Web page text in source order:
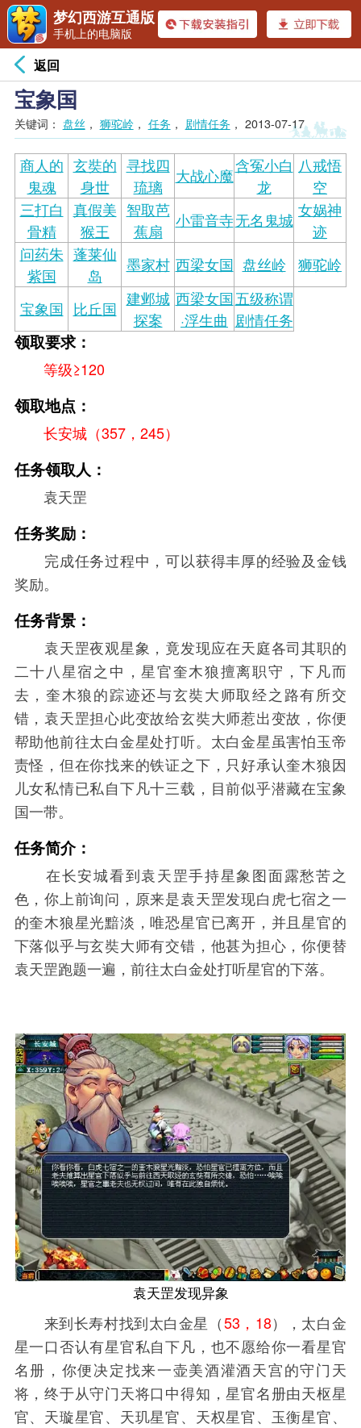
返回
宝象国
关键词： 盘丝 ， 狮驼岭， 任务 ， 剧情任务 ， 2013-07-17
商人的
鬼魂
玄奘的
身世
寻找四
琉璃
大战心魔含冤小白
龙
八戒悟
空
三打白
骨精
真假美
猴王
智取芭
蕉扇
小雷音寺无名鬼城 女娲神
迹
问药朱
紫国
蓬莱仙
岛
墨家村 西梁女国 盘丝岭 狮驼岭
宝象国 比丘国 建邺城
探案
西梁女国
·浮生曲
五级称谓
剧情任务
领取要求：
等级≥120
领取地点：
长安城（357，245）
任务领取人：
袁天罡
任务奖励：
完成任务过程中，可以获得丰厚的经验及金钱
奖励。
任务背景：
袁天罡夜观星象，竟发现应在天庭各司其职的
二十八星宿之中，星官奎木狼擅离职守，下凡而
去，奎木狼的踪迹还与玄奘大师取经之路有所交
错，袁天罡担心此变故给玄奘大师惹出变故，你便
帮助他前往太白金星处打听。太白金星虽害怕玉帝
责怪，但在你找来的铁证之下，只好承认奎木狼因
儿女私情已私自下凡十三载，目前似乎潜藏在宝象
国一带。
任务简介：
在长安城看到袁天罡手持星象图面露愁苦之
色，你上前询问，原来是袁天罡发现白虎七宿之一
的奎木狼星光黯淡，唯恐星官已离开，并且星官的
下落似乎与玄奘大师有交错，他甚为担心，你便替
袁天罡跑题一遍，前往太白金处打听星官的下落。
袁天罡发现异象
来到长寿村找到太白金星（53，18），太白金
星一口否认有星官私自下凡，也不愿给你一看星官
名册，你便决定找来一壶美酒灌酒天宫的守门天
将，终于从守门天将口中得知，星官名册由天枢星
官、天璇星官、天玑星官、天权星官、玉衡星官、
梦幻西游互通版
手机上的电脑版